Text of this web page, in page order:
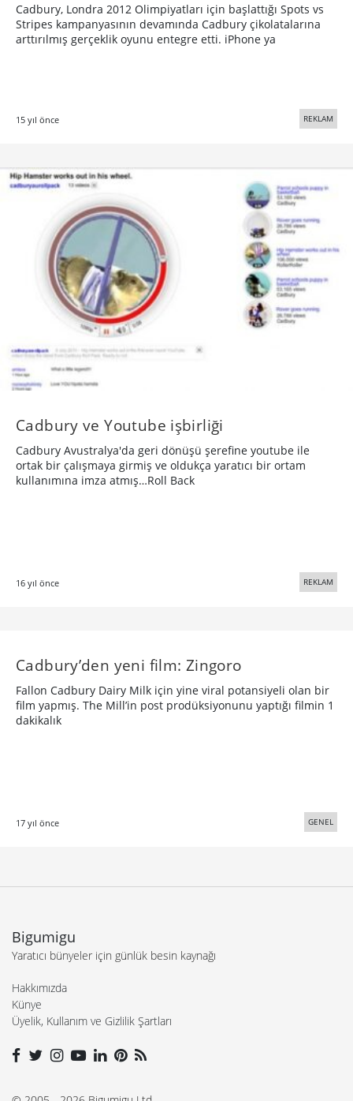
Cadbury, Londra 2012 Olimpiyatları için başlattığı Spots vs
Stripes kampanyasının devamında Cadbury çikolatalarına
arttırılmış gerçeklik oyunu entegre etti. iPhone ya
15 yıl önce REKLAM
Cadbury ve Youtube işbirliği
Cadbury Avustralya'da geri dönüşü şerefine youtube ile
ortak bir çalışmaya girmiş ve oldukça yaratıcı bir ortam
kullanımına imza atmış…Roll Back
16 yıl önce REKLAM
Cadbury’den yeni film: Zingoro
Fallon Cadbury Dairy Milk için yine viral potansiyeli olan bir
film yapmış. The Mill’in post prodüksiyonunu yaptığı filmin 1
dakikalık
17 yıl önce GENEL
Bigumigu
Yaratıcı bünyeler için günlük besin kaynağı
Hakkımızda
Künye
Üyelik, Kullanım ve Gizlilik Şartları